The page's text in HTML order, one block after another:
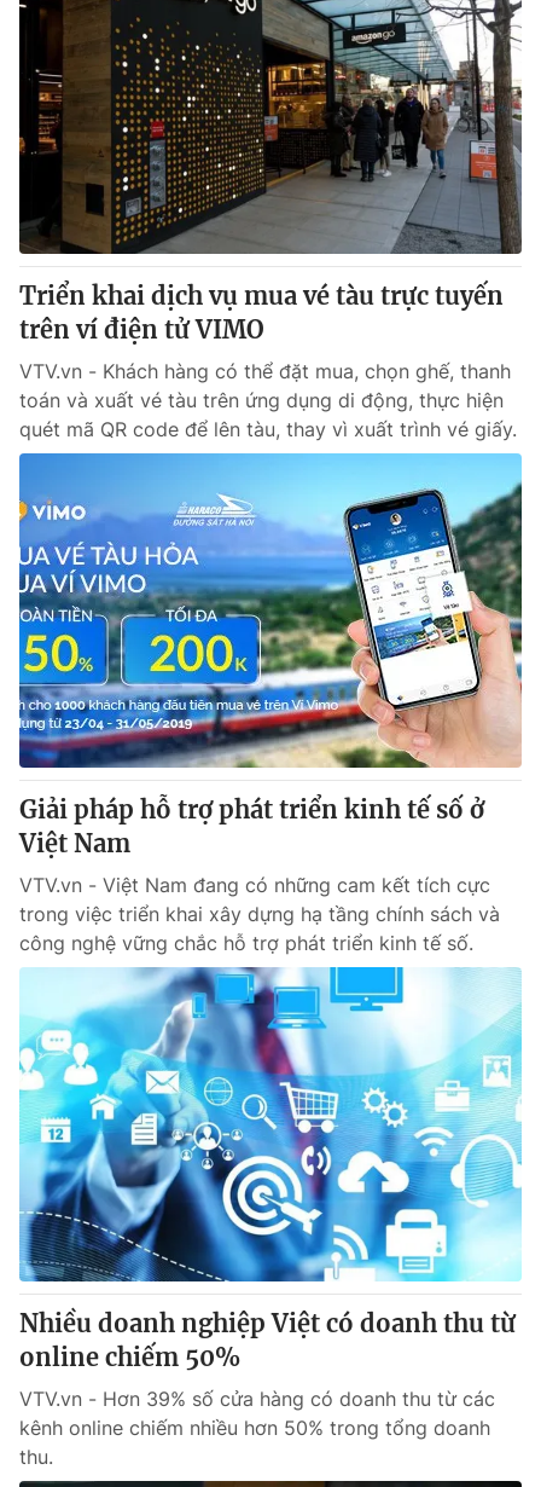
Triển khai dịch vụ mua vé tàu trực tuyến
trên ví điện tử VIMO
VTV.vn - Khách hàng có thể đặt mua, chọn ghế, thanh
toán và xuất vé tàu trên ứng dụng di động, thực hiện
quét mã QR code để lên tàu, thay vì xuất trình vé giấy.
Giải pháp hỗ trợ phát triển kinh tế số ở
Việt Nam
VTV.vn - Việt Nam đang có những cam kết tích cực
trong việc triển khai xây dựng hạ tầng chính sách và
công nghệ vững chắc hỗ trợ phát triển kinh tế số.
Nhiều doanh nghiệp Việt có doanh thu từ
online chiếm 50%
VTV.vn - Hơn 39% số cửa hàng có doanh thu từ các
kênh online chiếm nhiều hơn 50% trong tổng doanh
thu.